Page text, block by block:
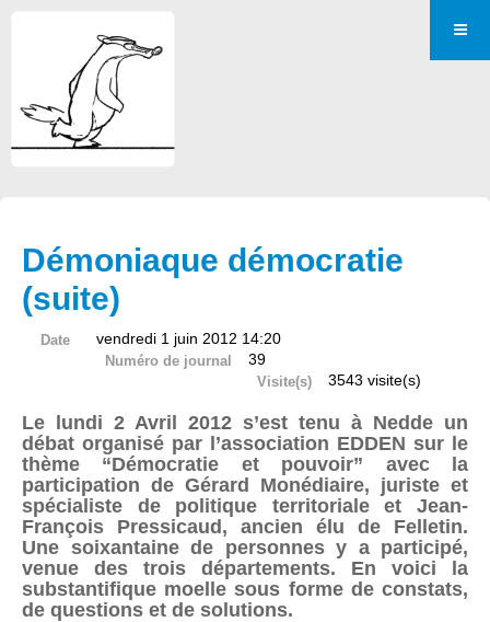
Démoniaque démocratie
(suite)
Date vendredi 1 juin 2012 14:20
Numéro de journal 39
Visite(s) 3543 visite(s)
Le lundi 2 Avril 2012 s’est tenu à Nedde un
débat organisé par l’association EDDEN sur le
thème “Démocratie et pouvoir” avec la
participation de Gérard Monédiaire, juriste et
spécialiste de politique territoriale et Jean-
François Pressicaud, ancien élu de Felletin.
Une soixantaine de personnes y a participé,
venue des trois départements. En voici la
substantifique moelle sous forme de constats,
de questions et de solutions.